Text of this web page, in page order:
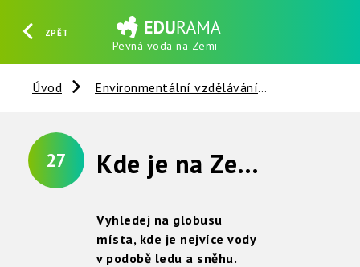
ZPĚT
Pevná voda na Zemi
HLEDAT REGISTROVAT PŘIHLÁSIT SE
Úvod Environmentální vzdělávání
27 Kde je na Zemi nejvíce vody v pevném skupenství ?
Vyhledej na globusu
místa, kde je nejvíce vody
v podobě ledu a sněhu.